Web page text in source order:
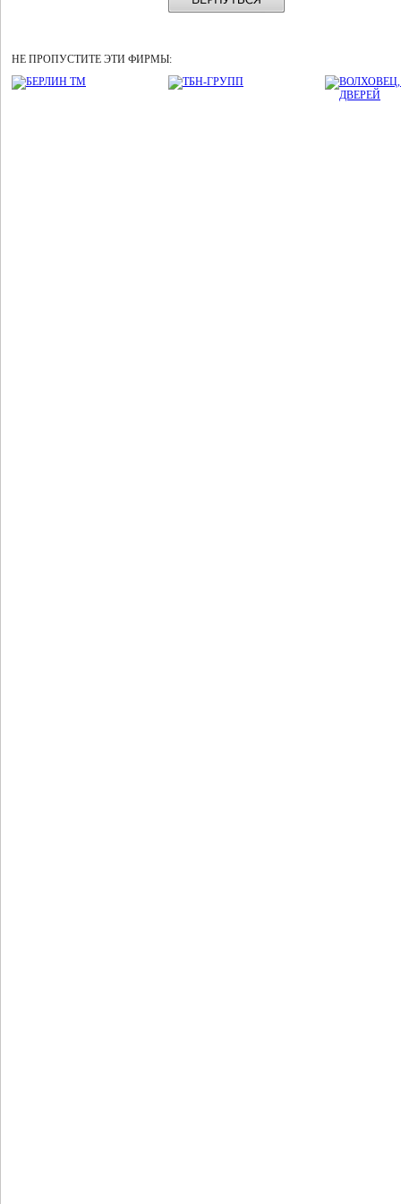
НЕ ПРОПУСТИТЕ ЭТИ ФИРМЫ: